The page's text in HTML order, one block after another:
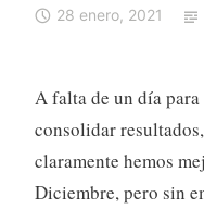
T
d
g
28 enero, 2021
A falta de un día
consolidar
claramente hemos
Diciembre, pero sin